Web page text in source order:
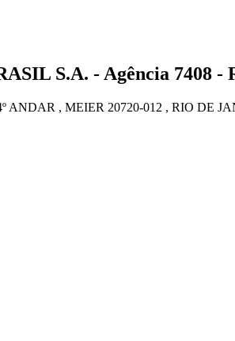
S.A. - Agência 7408
ANDAR , MEIER 20720-012 , RIO DE